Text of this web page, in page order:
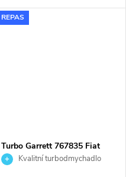
110KW
REPAS
Turbo Garrett 767835 Fiat
Opel Saab 1.9 D 1.9 CDTi 1.9
Kvalitní turbodmychadlo